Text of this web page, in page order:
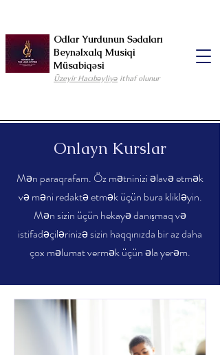
Odlar Yurdunun Sədaları
Beynəlxalq Musiqi
Müsabiqəsi
Üzeyir Hacıbəyliyə ithaf olunur
Onlayn Kurslar
Mən paraqrafam. Öz mətninizi əlavə etmək
və məni redaktə etmək üçün bura klikləyin.
Mən sizin üçün hekayə danışmaq və
istifadəçilərinizə sizin haqqınızda bir az daha
çox məlumat vermək üçün əla yerəm.